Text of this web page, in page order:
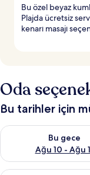
Bu özel beyaz
Plajda ücretsiz
kenarı masajı
Oda
Bu tarihler için
Bu gece
Ağu 10 - Ağu
Bu gece için